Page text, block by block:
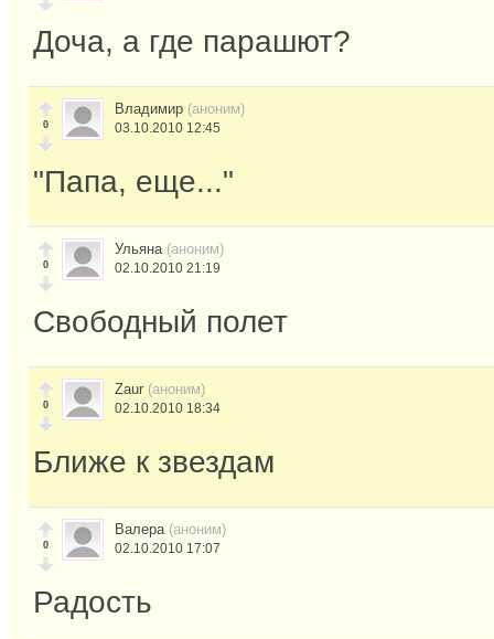
Доча, а где парашют?
0
Владимир (аноним)
03.10.2010 12:45
"Папа, еще..."
0
Ульяна (аноним)
02.10.2010 21:19
Свободный полет
0
Zaur (аноним)
02.10.2010 18:34
Ближе к звездам
0
Валера (аноним)
02.10.2010 17:07
Радость